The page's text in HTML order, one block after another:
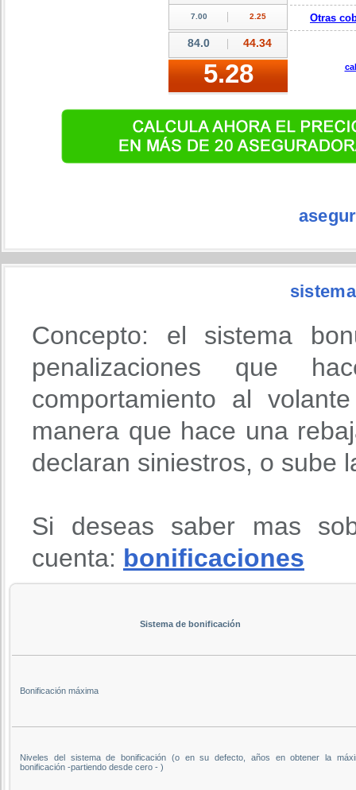
Otras
Concepto: el sistema
penalizaciones que
comportamiento al
manera que hace una
declaran siniestros, o sube
Si deseas saber mas
cuenta: bonificaciones
Sistema de bonificación
Bonificación máxima
Niveles del sistema de bonificación (o en su defecto, años en obtener la
bonificación -partiendo desde cero - )